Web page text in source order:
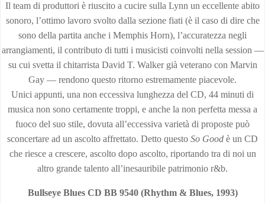
Il team di produttori è riuscito a cucire sulla Lynn un eccellente abito
sonoro, l’ottimo lavoro svolto dalla sezione fiati (è il caso di dire che
sono della partita anche i Memphis Horn), l’accuratezza negli
arrangiamenti, il contributo di tutti i musicisti coinvolti nella session —
su cui svetta il chitarrista David T. Walker già veterano con Marvin
Gay — rendono questo ritorno estremamente piacevole.
Unici appunti, una non eccessiva lunghezza del CD, 44 minuti di
musica non sono certamente troppi, e anche la non perfetta messa a
fuoco del suo stile, dovuta all’eccessiva varietà di proposte può
sconcertare ad un ascolto affrettato. Detto questo So Good è un CD
che riesce a crescere, ascolto dopo ascolto, riportando tra di noi un
altro grande talento all’inesauribile patrimonio r&b.
Bullseye Blues CD BB 9540 (Rhythm & Blues, 1993)